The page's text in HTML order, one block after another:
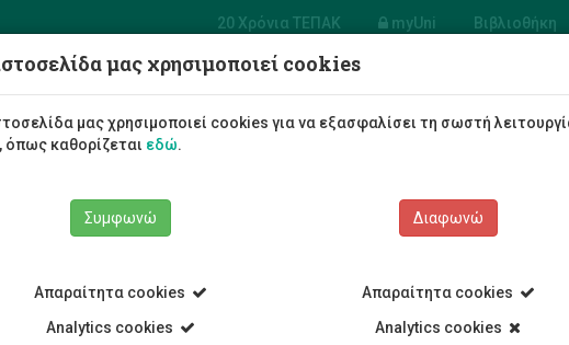
20 Χρόνια ΤΕΠΑΚ myUni Βιβλιοθήκη
Φοιτητές/τριες Σπουδές
μας χρησιμοποιεί cookies
μας χρησιμοποιεί cookies για να εξασφαλίσει τη σωστή
όπως καθορίζεται εδώ.
Συμφωνώ
Απαραίτητα cookies
Analytics cookies
Διαφωνώ
Απαραίτητα cookies
Analytics cookies